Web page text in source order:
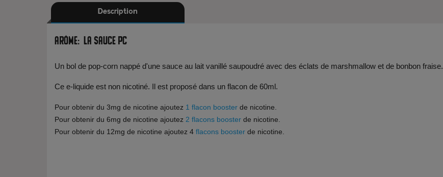
Description
Arôme: La sauce PC
Un bol de pop-corn nappé d'une sauce au lait vanillé saupoudré avec des éclats de marshmallow et de bonbon fraise.
Ce e-liquide est non nicotiné. Il est proposé dans un flacon de 60ml.
Pour obtenir du 3mg de nicotine ajoutez 1 flacon booster de nicotine.
Pour obtenir du 6mg de nicotine ajoutez 2 flacons booster de nicotine.
Pour obtenir du 12mg de nicotine ajoutez 4 flacons booster de nicotine.